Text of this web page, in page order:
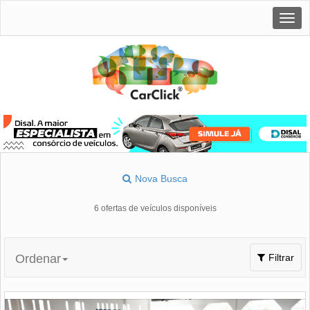
Nova Busca
6 ofertas de veículos disponíveis
Toggle
navigation
Filtrar
Ordenar